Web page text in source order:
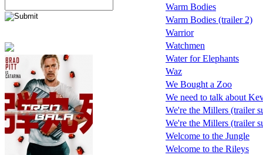
Warm Bodies
Warm Bodies (trailer 2)
Warrior
Watchmen
Water for Elephants
Waz
We Bought a Zoo
We need to talk about
We're the Millers (trailer
We're the Millers (trailer
Welcome to the Jungle
Welcome to the Rileys